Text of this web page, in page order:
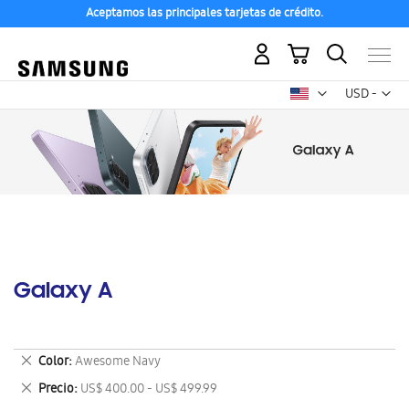
Aceptamos las principales tarjetas de crédito.
USD -
dólar
Mi carrito
Galaxy A
Color Awesome Navy
Eliminar
este
artículo
Precio US$ 400.00 - US$ 499.99
Eliminar